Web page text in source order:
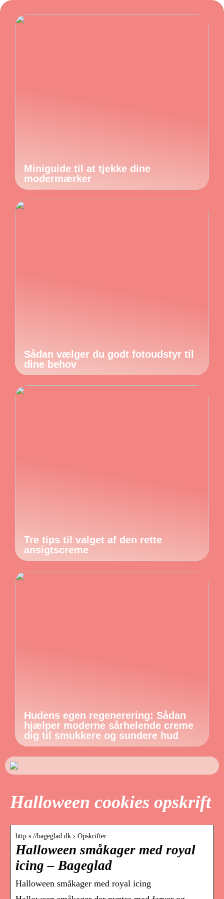
Miniguide til at tjekke dine
modermærker
Sådan vælger du godt fotoudstyr til
dine behov
Tre tips til valget af den rette
ansigtscreme
Hudens egen regenerering: Sådan
hjælper moderne sårhelende creme
dig til smukkere og sundere hud
Halloween cookies opskrift
http s://bageglad.dk › Opskrifter
Halloween småkager med royal
icing – Bageglad
Halloween småkager med royal icing